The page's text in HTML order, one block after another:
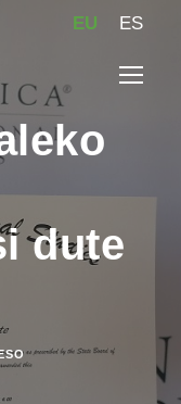
EU ES
dute